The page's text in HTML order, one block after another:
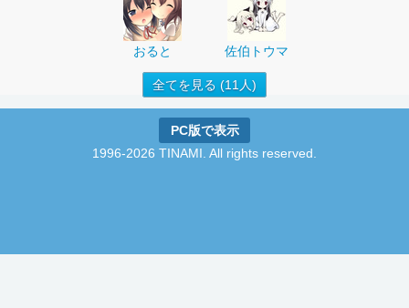
おると 佐伯トウマ
全てを見る (11人)
PC版で表示
1996-2026 TINAMI. All rights reserved.